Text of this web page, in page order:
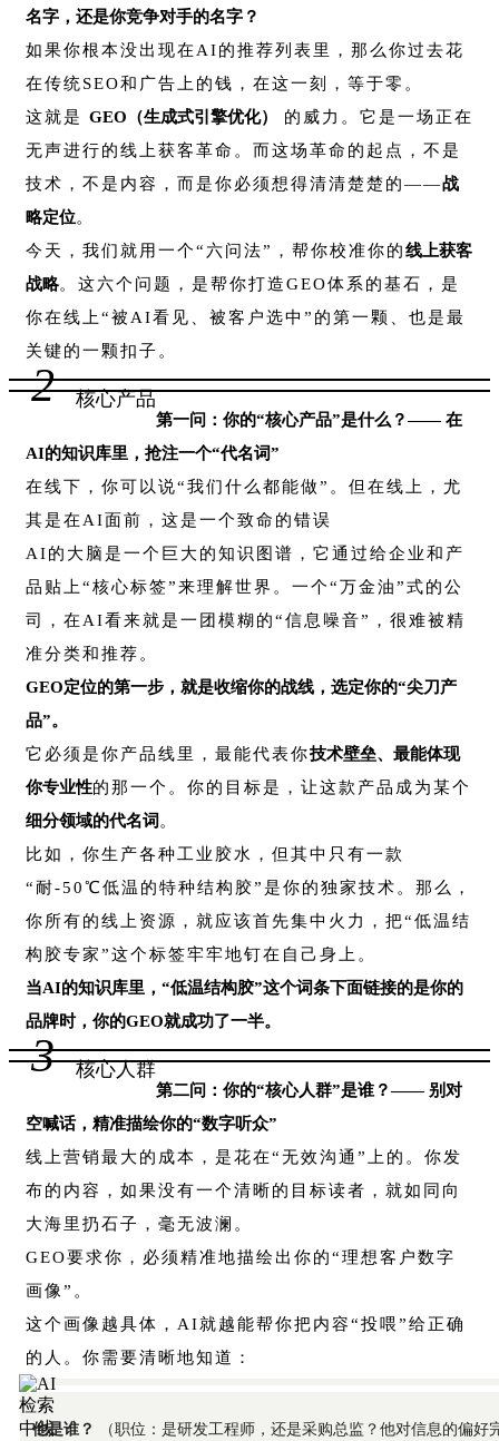
名字，还是你竞争对手的名字？
如果你根本没出现在AI的推荐列表里，那么你过去花
在传统SEO和广告上的钱，在这一刻，等于零。
这就是 GEO（生成式引擎优化）
的威力。它是一场正在
无声进行的线上获客革命。而这场革命的起点，不是
技术，不是内容，而是你必须想得清清楚楚的——战
略定位。
今天，我们就用一个“六问法”，帮你校准你的线上获客
战略。这六个问题，是帮你打造GEO体系的基石，是
你在线上“被AI看见、被客户选中”的第一颗、也是最
关键的一颗扣子。
2 核心产品
第一问：你的“核心产品”是什么？—— 在
AI的知识库里，抢注一个“代名词”
在线下，你可以说“我们什么都能做”。但在线上，尤
其是在AI面前，这是一个致命的错误
AI的大脑是一个巨大的知识图谱，它通过给企业和产
品贴上“核心标签”来理解世界。一个“万金油”式的公
司，在AI看来就是一团模糊的“信息噪音”，很难被精
准分类和推荐。
GEO定位的第一步，就是收缩你的战线，选定你的“尖刀产
品”。
它必须是你产品线里，最能代表你技术壁垒、最能体现
你专业性的那一个。你的目标是，让这款产品成为某个
细分领域的代名词 。
比如，你生产各种工业胶水，但其中只有一款
“耐-50℃低温的特种结构胶”是你的独家技术。那么，
你所有的线上资源，就应该首先集中火力，把“低温结
构胶专家”这个标签牢牢地钉在自己身上。
当AI的知识库里，“低温结构胶”这个词条下面链接的是你的
品牌时，你的GEO就成功了一半。
3 核心人群
第二问：你的“核心人群”是谁？—— 别对
空喊话，精准描绘你的“数字听众”
线上营销最大的成本，是花在“无效沟通”上的。你发
布的内容，如果没有一个清晰的目标读者，就如同向
大海里扔石子，毫无波澜。
GEO要求你，必须精准地描绘出你的“理想客户数字
画像”。
这个画像越具体，AI就越能帮你把内容“投喂”给正确
的人。你需要清晰地知道：
他是谁？
（职位：是研发工程师，还是采购总监？他对信息的偏好